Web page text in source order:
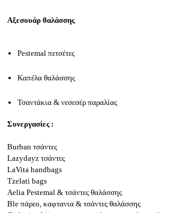
Αξεσουάρ θαλάσσης
Pestemal πετσέτες
Καπέλα θαλάσσης
Τσαντάκια & νεσεσέρ παραλίας
Συνεργασίες :
Burban τσάντες
Lazydayz τσάντες
LaVita handbags
Tzelati bags
Aelia Pestemal & τσάντες θαλάσσης
Ble πάρεο, καφτανια & τσάντες θαλάσσης